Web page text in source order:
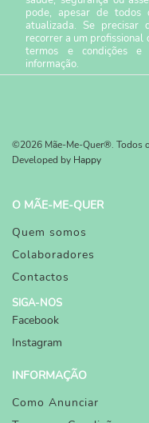
pode, apesar de todos
atualizada. Se precisar
recorrer a um profissional
termos e condiçõese
informação.
©2026 Mãe-Me-Quer®. Todos
Developed by Happy
O MÃE-ME-QUER
Quem somos
Colaboradores
Contactos
SIGA-NOS
Facebook
Instagram
INFORMAÇÃO
Como Anunciar